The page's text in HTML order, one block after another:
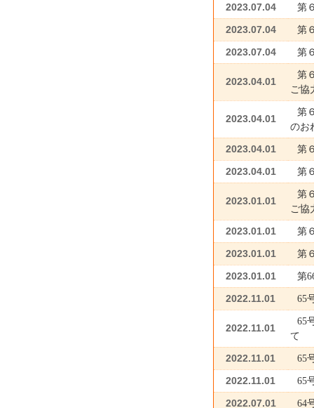
2023.07.04 第
2023.07.04 第
2023.07.04 第
2023.04.01
第
ご協
2023.04.01
第
のお
2023.04.01 第
2023.04.01 第
2023.01.01
第
ご協
2023.01.01 第
2023.01.01 第
2023.01.01 第
2022.11.01 65
2022.11.01
65
て
2022.11.01 65
2022.11.01 65
2022.07.01 64